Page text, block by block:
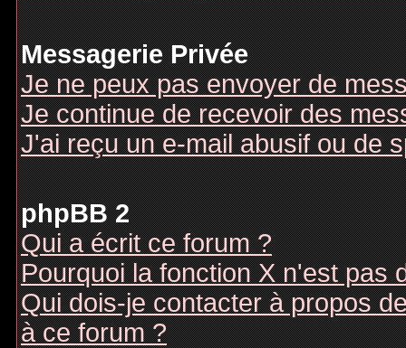
Messagerie Privée
Je ne peux pas envoyer de
Je continue de recevoir des
J'ai reçu un e-mail abusif ou de
phpBB 2
Qui a écrit ce forum ?
Pourquoi la fonction X n'est pas
Qui dois-je contacter à propos
à ce forum ?